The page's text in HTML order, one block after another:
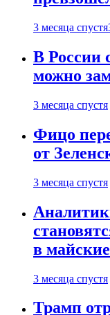
3 месяца спустя
В России
можно
3 месяца спустя
Фицо
от
3 месяца спустя
в
3 месяца спустя
Трамп